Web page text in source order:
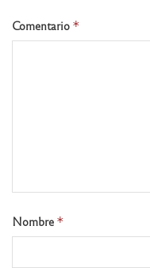
Comentario *
Nombre *